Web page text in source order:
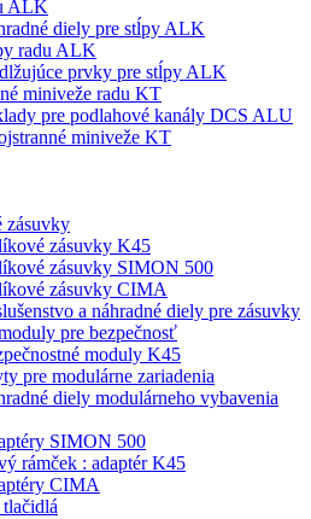
ALK
diely pre stĺpy ALK
radu ALK
prvky pre stĺpy ALK
miniveže radu KT
pre podlahové kanály DCS ALU
miniveže KT
zásuvky
zásuvky K45
zásuvky SIMON 500
zásuvky CIMA
a náhradné diely pre zásuvky
pre bezpečnosť
moduly K45
pre modulárne zariadenia
diely modulárneho vybavenia
SIMON 500
rámček : adaptér K45
CIMA
tlačidlá